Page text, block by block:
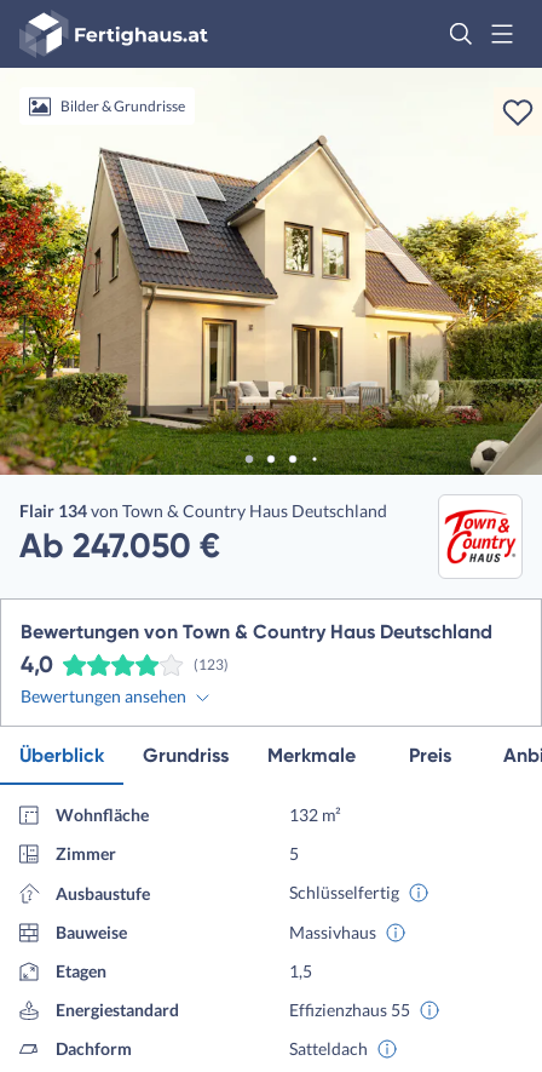
Fertighaus
Logo
AnmeldenBilder & Grundrisse
Flair 134von Town & Country Haus Deutschland
Ab 247.050 €
Bewertungen von Town & Country Haus Deutschland
4,0 (123)
Bewertungen ansehen
Überblick Grundriss Merkmale Preis
Wohnfläche
132 m²
Zimmer
5
Ausbaustufe
Schlüsselfertig
Bauweise
Massivhaus
Etagen
1,5
Energiestandard
Effizienzhaus 55
Dachform
Satteldach